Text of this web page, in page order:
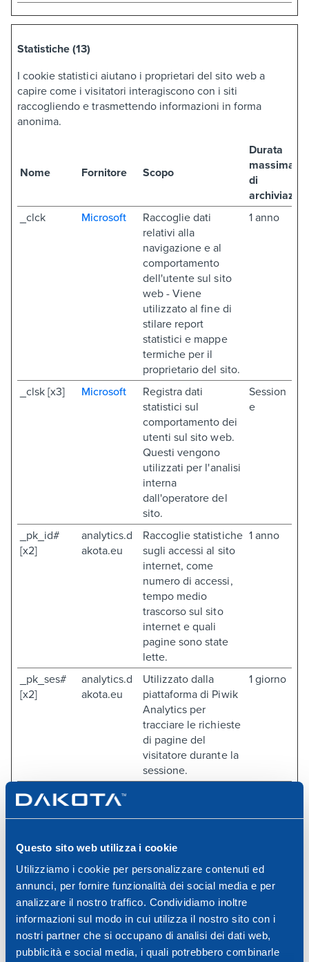
Questo sito web utilizza i cookie
Utilizziamo i cookie per personalizzare contenuti ed
annunci, per fornire funzionalità dei social media e per
analizzare il nostro traffico. Condividiamo inoltre
informazioni sul modo in cui utilizza il nostro sito con i
nostri partner che si occupano di analisi dei dati web,
pubblicità e social media, i quali potrebbero combinarle
Statistiche (13)
I cookie statistici aiutano i proprietari del sito web a
capire come i visitatori interagiscono con i siti
raccogliendo e trasmettendo informazioni in forma
anonima.
Nome Fornitore Scopo
Durata
massima
di
_clck Microsoft
Raccoglie dati
relativi alla
navigazione e al
comportamento
dell'utente sul sito
web - Viene
utilizzato al fine di
stilare report
statistici e mappe
termiche per il
proprietario del sito.
1 anno
_clsk [x3] Microsoft
Registra dati
statistici sul
comportamento dei
utenti sul sito web.
Questi vengono
utilizzati per l'analisi
interna
dall'operatore del
sito.
Session
e
_pk_id#
[x2]
analytics.d
akota.eu
Raccoglie statistiche
sugli accessi al sito
internet, come
numero di accessi,
tempo medio
trascorso sul sito
internet e quali
pagine sono state
lette.
1 anno
_pk_ses#
[x2]
analytics.d
akota.eu
Utilizzato dalla
piattaforma di Piwik
Analytics per
tracciare le richieste
di pagine del
visitatore durante la
sessione.
1 giorno
FPAU dakota.eu
questo consente al
determinare il
numero di visite
utente specifico per
motivi di analisi e
statistica.
FPID dakota.eu
Registra dati
statistici sul
400
giorni